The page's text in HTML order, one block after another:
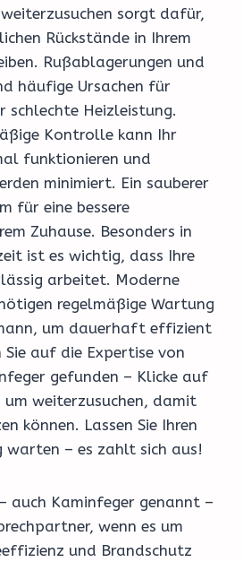
sorgt dafür,
Rückstände in Ihrem
Rußablagerungen und
häufige Ursachen für
schlechte Heizleistung.
Kontrolle kann Ihr
funktionieren und
minimiert. Ein sauberer
für eine bessere
Zuhause. Besonders in
ist es wichtig, dass Ihre
arbeitet. Moderne
regelmäßige Wartung
um dauerhaft effizient
Sie auf die Expertise von
gefunden – Klicke auf
weiterzusuchen, damit
können. Lassen Sie Ihren
warten – es zahlt sich aus!
auch Kaminfeger genannt –
wenn es um
und Brandschutz